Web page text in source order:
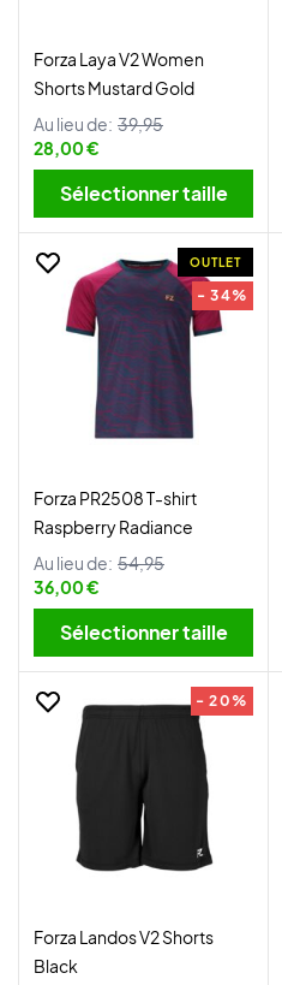
Forza Laya V2 Women
Shorts Mustard Gold
Au lieu de: 39,95
28,00 €
Sélectionner taille
OUTLET
- 34%
Forza PR2508 T-shirt
Raspberry Radiance
Au lieu de: 54,95
36,00 €
Sélectionner taille
- 20%
Forza Landos V2 Shorts
Black